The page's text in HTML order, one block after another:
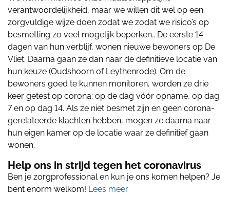
verantwoordelijkheid, maar we willen dit wel op een
zorgvuldige wijze doen zodat we zodat we risico’s op
besmetting zo veel mogelijk beperken.. De eerste 14
dagen van hun verblijf, wonen nieuwe bewoners op De
Vliet. Daarna gaan ze dan naar de definitieve locatie van
hun keuze (Oudshoorn of Leythenrode). Om de
bewoners goed te kunnen monitoren, worden ze drie
keer getest op corona: op de dag vóór opname, op dag
7 en op dag 14. Als ze niet besmet zijn en geen corona-
gerelateerde klachten hebben, mogen ze daarna naar
hun eigen kamer op de locatie waar ze definitief gaan
wonen.
Help ons in strijd tegen het coronavirus
Ben je zorgprofessional en kun je ons komen helpen? Je
bent enorm welkom! Lees meer